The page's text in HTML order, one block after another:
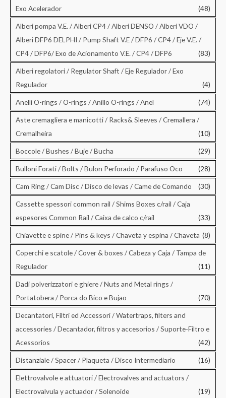
Exo Acelerador
(48)
Alberi pompa V.E. / Alberi CP4 / Alberi DENSO / Alberi VDO /
Alberi DFP6 DELPHI / Pump Shaft V.E / DFP6 / CP4 / Eje V.E. /
CP4 / DFP6/ Exo de Acionamento V.E. / CP4 / DFP6
(83)
Alberi regolatori / Regulator Shaft / Eje Regulador / Exo
Regulador
(4)
Anelli O-rings / O-rings / Anillo O-rings / Anel (74)
Aste cremagliera e manicotti / Racks& Sleeves / Cremallera /
Cremalheira
(10)
Boccole / Bushes / Buje / Bucha (29)
Bulloni Forati / Bolts / Bulon Perforado / Parafuso Oco (28)
Cam Ring / Cam Disc / Disco de levas / Came de Comando (30)
Cassette spessori common rail / Shims Boxes c/rail / Caja
espesores Common Rail / Caixa de calco c/rail
(33)
Chiavette e spine / Pins & keys / Chaveta y espina / Chaveta (8)
Coperchi e scatole / Cover & boxes / Cabeza y Caja / Tampa de
Regulador
(11)
Dadi polverizzatori e ghiere / Nuts and Metal rings /
Portatobera / Porca do Bico e Bujao
(70)
Decantatori, Filtri ed Accessori / Watertraps, filters and
accessories / Decantador, filtros y accesorios / Suporte-Filtro e
Acessorios
(42)
Distanziale / Spacer / Plaqueta / Disco Intermediario (16)
Elettrovalvole e attuatori / Electrovalves and actuators /
Electrovalvula y actuador / Solenoide
(19)